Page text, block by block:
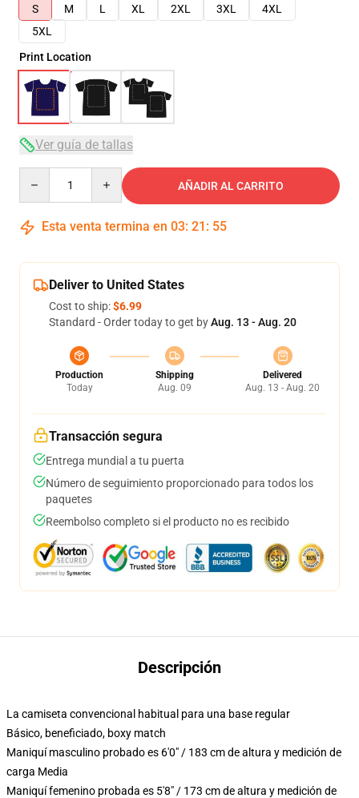
S
M L XL 2XL 3XL
4XL
5XL
Print Location
Ver guía de tallas
AÑADIR AL CARRITO
Esta venta termina en 03: 21 : 54
Deliver to United States
Cost to ship:$6.99
Standard - Order today to get byAug. 13 - Aug. 20
Production
Today
Shipping
Aug. 09
Delivered
Aug. 13 - Aug. 20
Transacción segura
Entrega mundial a tu puerta
Número de seguimiento proporcionado para todos los
paquetes
Reembolso completo si el producto no es recibido
Descripción
La camiseta convencional habitual para una base regular
Básico, beneficiado, boxy match
Maniquí masculino probado es 6'0" / 183 cm de altura y medición de
carga Media
Maniquí femenino probada es 5'8" / 173 cm de altura y medición de